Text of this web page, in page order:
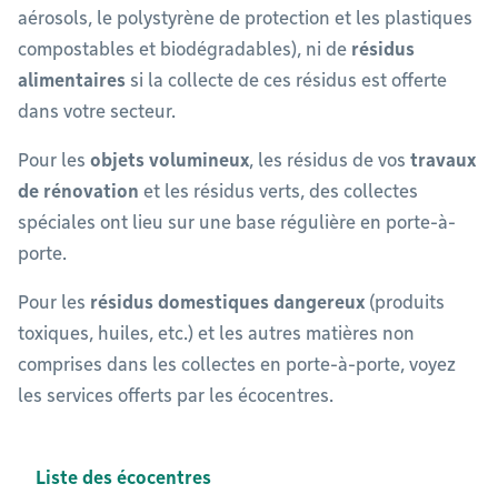
aérosols, le polystyrène de protection et les plastiques
compostables et biodégradables), ni de résidus
alimentaires si la collecte de ces résidus est offerte
dans votre secteur.
Pour les objets volumineux, les résidus de vos travaux
de rénovation et les résidus verts, des collectes
spéciales ont lieu sur une base régulière en porte-à-
porte.
Pour les résidus domestiques dangereux (produits
toxiques, huiles, etc.) et les autres matières non
comprises dans les collectes en porte-à-porte, voyez
les services offerts par les écocentres.
Liste des écocentres